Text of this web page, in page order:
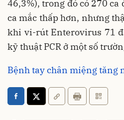
46,3%), trong đó có 270
ca mắc thấp hơn, nhưng
khi vi-rút Enterovirus 71
kỹ thuật PCR ở một số
Bệnh tay chân miệng tăng